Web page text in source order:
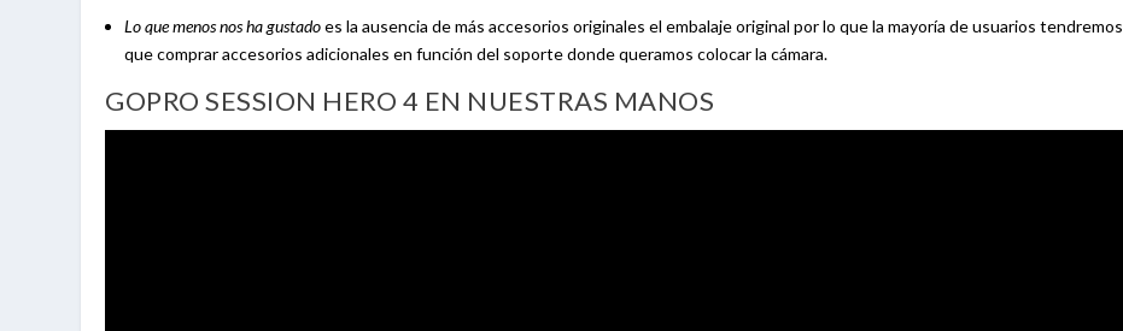
Lo que menos nos ha gustadoes la ausencia de más accesorios originales el embalaje original por lo que la mayoría de usuarios tendremos
que comprar accesorios adicionales en función del soporte donde queramos colocar la cámara.
GOPRO SESSION HERO 4 EN NUESTRAS MANOS